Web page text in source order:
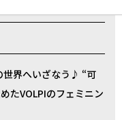
世界へいざなう♪ “可
たVOLPIのフェミニン